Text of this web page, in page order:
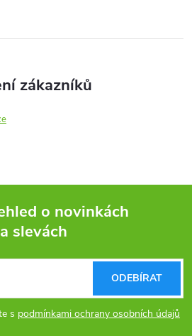
zákazníků
o novinkách
a slevách
s podmínkami ochrany osobních údajů
ODEBÍRAT